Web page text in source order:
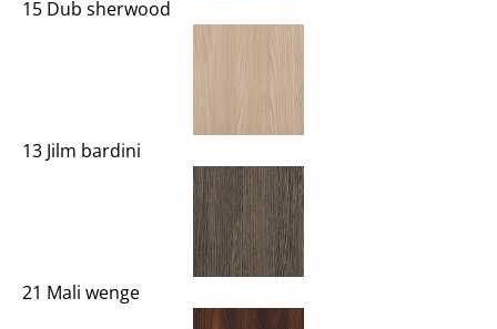
15 Dub sherwood
13 Jilm bardini
21 Mali wenge